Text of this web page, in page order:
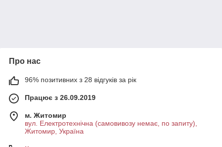
Про нас
96% позитивних з 28 відгуків за рік
Працює з 26.09.2019
м. Житомир
вул. Електротехнічна (самовивозу немає, по запиту),
Житомир, Україна